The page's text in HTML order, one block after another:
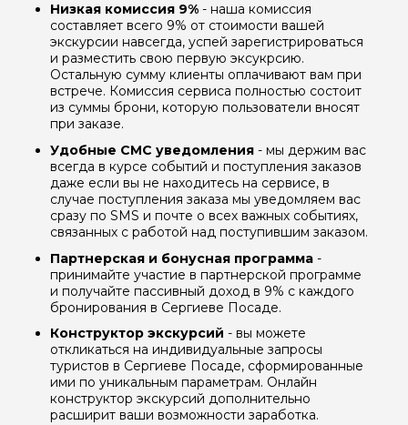
Низкая комиссия 9% - наша комиссия
составляет всего 9% от стоимости вашей
экскурсии навсегда, успей зарегистрироваться
и разместить свою первую эксукрсию.
Остальную сумму клиенты оплачивают вам при
встрече. Комиссия сервиса полностью состоит
из суммы брони, которую пользователи вносят
при заказе.
Удобные СМС уведомления - мы держим вас
всегда в курсе событий и поступления заказов
даже если вы не находитесь на сервисе, в
случае поступления заказа мы уведомляем вас
сразу по SMS и почте о всех важных событиях,
связанных с работой над поступившим заказом.
Партнерская и бонусная программа -
принимайте участие в партнерской программе
и получайте пассивный доход в 9% с каждого
бронирования в Сергиеве Посаде.
Конструктор экскурсий - вы можете
откликаться на индивидуальные запросы
туристов в Сергиеве Посаде, сформированные
ими по уникальным параметрам. Онлайн
конструктор экскурсий дополнительно
расширит ваши возможности заработка.